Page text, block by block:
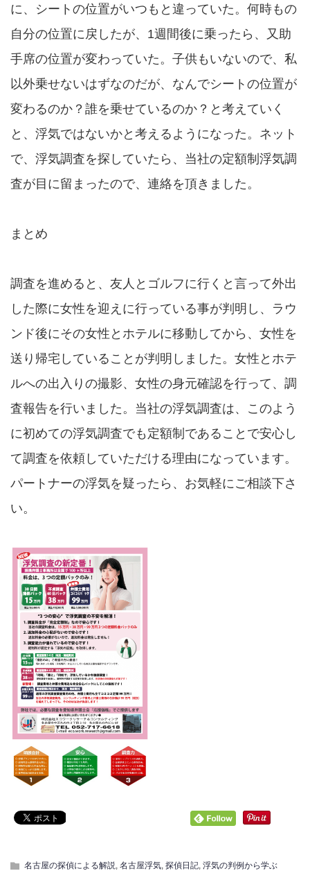
に、シートの位置がいつもと違っていた。何時もの
自分の位置に戻したが、1週間後に乗ったら、又助
手席の位置が変わっていた。子供もいないので、私
以外乗せないはずなのだが、なんでシートの位置が
変わるのか？誰を乗せているのか？と考えていく
と、浮気ではないかと考えるようになった。ネット
で、浮気調査を探していたら、当社の定額制浮気調
査が目に留まったので、連絡を頂きました。
まとめ
調査を進めると、友人とゴルフに行くと言って外出
した際に女性を迎えに行っている事が判明し、ラウ
ンド後にその女性とホテルに移動してから、女性を
送り帰宅していることが判明しました。女性とホテ
ルへの出入りの撮影、女性の身元確認を行って、調
査報告を行いました。当社の浮気調査は、このよう
に初めての浮気調査でも定額制であることで安心し
て調査を依頼していただける理由になっています。
パートナーの浮気を疑ったら、お気軽にご相談下さ
い。
名古屋の探偵による解説, 名古屋浮気, 探偵日記, 浮気の判例から学ぶ